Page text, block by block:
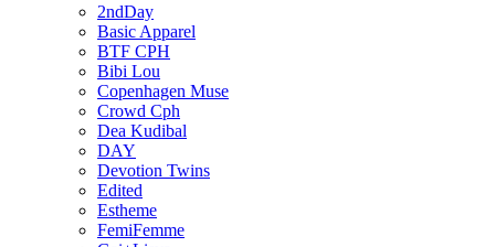
2ndDay
Basic Apparel
BTF CPH
Bibi Lou
Copenhagen Muse
Crowd Cph
Dea Kudibal
DAY
Devotion Twins
Edited
Estheme
FemiFemme